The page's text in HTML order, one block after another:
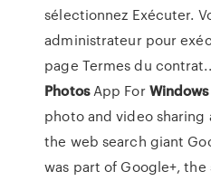
sélectionnez Exécuter.
administrateur pour
page Termes du
PhotosApp ForWindows
photo and video
the web search giant
was part of Google+,